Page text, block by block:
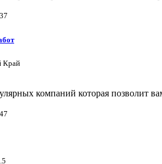
Край
компаний которая позволит